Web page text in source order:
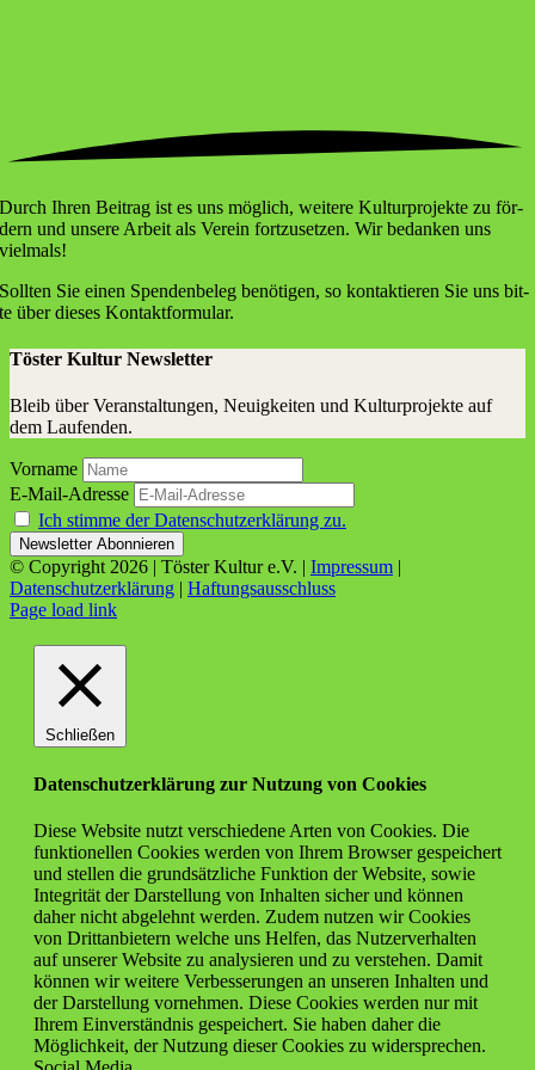
Durch Ihren Bei­trag ist es uns mög­lich, wei­te­re Kul­tur­pro­jek­te zu för­
dern und unse­re Arbeit als Ver­ein fort­zu­set­zen. Wir bedan­ken uns
vielmals!
Soll­ten Sie einen Spen­den­be­leg benö­ti­gen, so kon­tak­tie­ren Sie uns bit­
te über die­ses Kontaktformular.
Töster Kultur Newsletter
Bleib über Veranstaltungen, Neuigkeiten und Kulturprojekte auf
dem Laufenden.
Vorname
E-Mail-Adresse
Ich stimme der Datenschutzerklärung zu.
© Copyright 2026 | Töster Kultur e.V. | Impressum |
Datenschutzerklärung | Haftungsausschluss
Facebook
X
Instagram
YouTube
Page load link
Schließen
Datenschutzerklärung zur Nutzung von Cookies
Diese Website nutzt verschiedene Arten von Cookies. Die
funktionellen Cookies werden von Ihrem Browser gespeichert
und stellen die grundsätzliche Funktion der Website, sowie
Integrität der Darstellung von Inhalten sicher und können
daher nicht abgelehnt werden. Zudem nutzen wir Cookies
von Drittanbietern welche uns Helfen, das Nutzerverhalten
auf unserer Website zu analysieren und zu verstehen. Damit
können wir weitere Verbesserungen an unseren Inhalten und
der Darstellung vornehmen. Diese Cookies werden nur mit
Ihrem Einverständnis gespeichert. Sie haben daher die
Möglichkeit, der Nutzung dieser Cookies zu widersprechen.